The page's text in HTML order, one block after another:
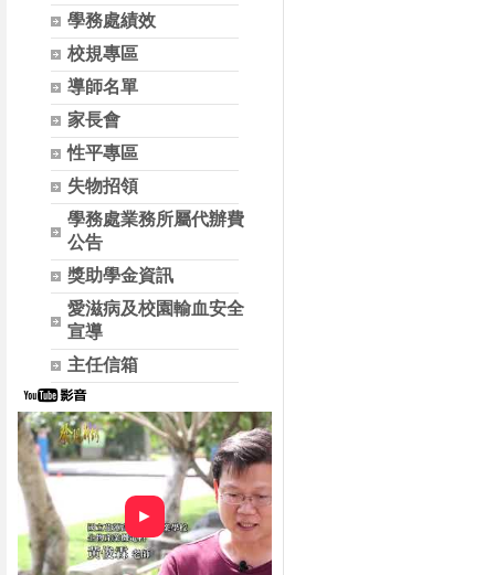
學務處績效
校規專區
導師名單
家長會
性平專區
失物招領
學務處業務所屬代辦費
公告
獎助學金資訊
愛滋病及校園輸血安全
宣導
主任信箱
►